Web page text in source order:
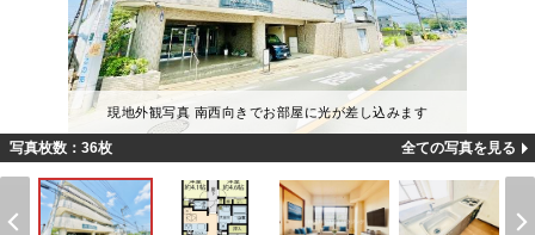
現地外観写真 南西向きでお部屋に光が差し込みます
写真枚数：36枚 全ての写真を見る